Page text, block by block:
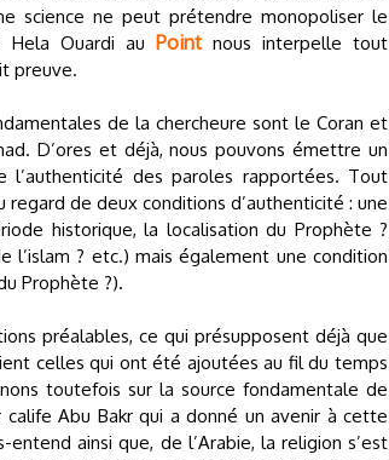
science ne peut prétendre monopoliser le
Hela Ouardi au Pointnous interpelle tout
preuve.
de la chercheure sont le Coran et
D’ores et déjà, nous pouvons émettre un
des paroles rapportées. Tout
de deux conditions d’authenticité : une
historique, la localisation du Prophète ?
l’islam ? etc.) mais également une condition
Prophète ?).
préalables, ce qui présupposent déjà que
celles qui ont été ajoutées au fil du temps
toutefois sur la source fondamentale de
Abu Bakr qui a donné un avenir à cette
entend ainsi que, de l’Arabie, la religion s’est